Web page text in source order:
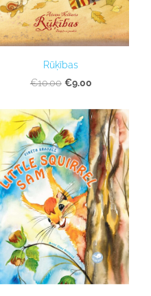
Rūķības
€10.00 €9.00